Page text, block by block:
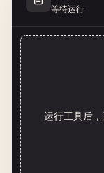
等待运行
运行工具后